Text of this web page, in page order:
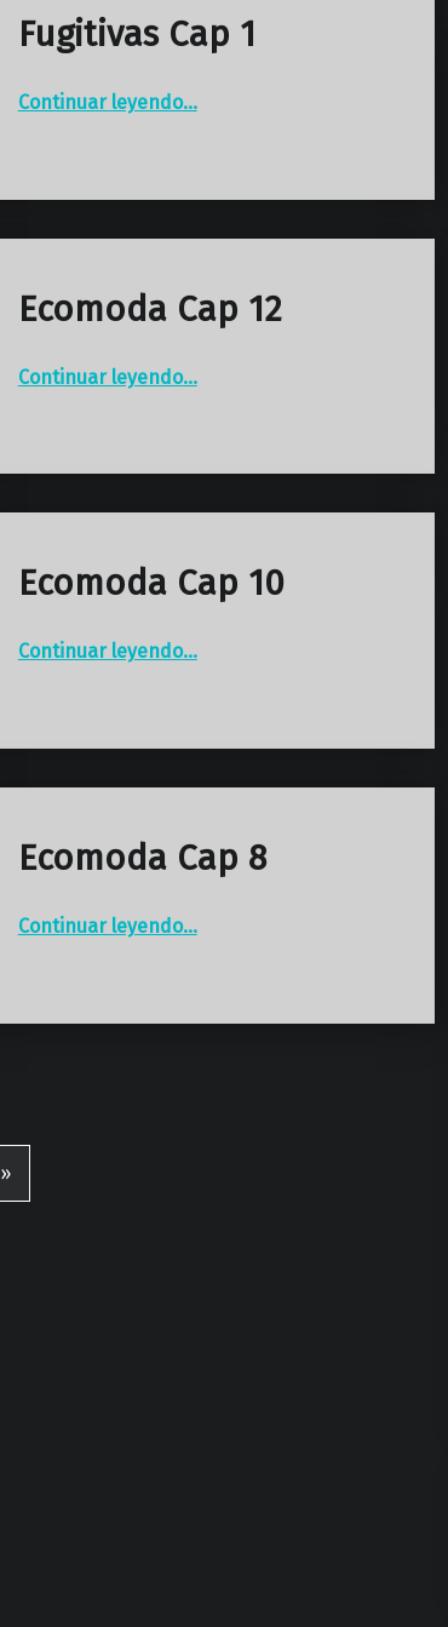
Fugitivas Cap 1
Continuar leyendo…
Ecomoda Cap 12
Continuar leyendo…
Ecomoda Cap 10
Continuar leyendo…
Ecomoda Cap 8
Continuar leyendo…
Página siguiente
»